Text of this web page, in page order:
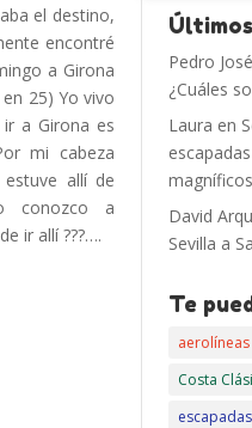
el destino,
encontré
a Girona
25) Yo vivo
a Girona es
mi cabeza
estuve allí de
conozco a
ir allí ???….
Pedro José
¿Cuáles
Laura en
David
Sevilla a
Te
Costa